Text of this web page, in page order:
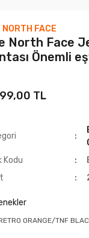
NORTH FACE
North Face
Önemli
TL
Kodu
ORANGE/TNF